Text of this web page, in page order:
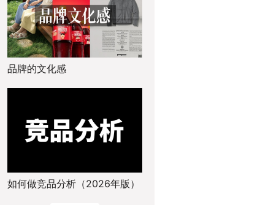
品牌的文化感
如何做竞品分析（2026年版）